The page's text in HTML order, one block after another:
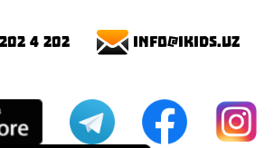
4 202 info@ikids.uz